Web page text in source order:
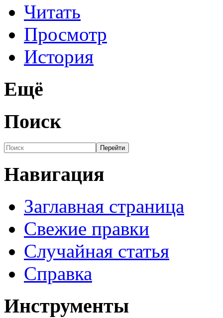
Читать
Просмотр
История
Ещё
Поиск
Навигация
Заглавная страница
Свежие правки
Случайная статья
Справка
Инструменты